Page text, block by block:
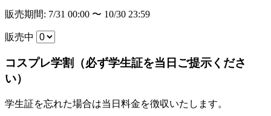
販売期間: 7/31 00:00 〜 10/30 23:59
販売中
コスプレ学割（必ず学生証を当日ご提示くださ
い）
学生証を忘れた場合は当日料金を徴収いたします。